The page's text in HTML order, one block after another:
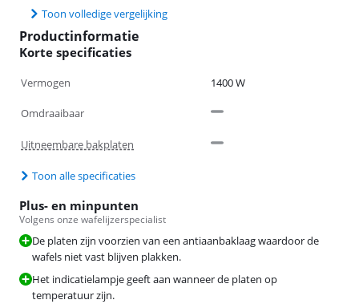
Toon volledige vergelijking
Productinformatie
Korte specificaties
Vermogen 1400 W
Omdraaibaar
Uitneembare bakplaten
Toon alle specificaties
Plus- en minpunten
Volgens onze wafelijzerspecialist
De platen zijn voorzien van een antiaanbaklaag waardoor de
wafels niet vast blijven plakken.
Het indicatielampje geeft aan wanneer de platen op
temperatuur zijn.